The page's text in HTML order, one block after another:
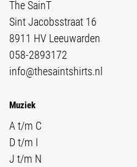
The SainT
Sint Jacobsstraat 16
8911 HV Leeuwarden
058-2893172
info@thesaintshirts.nl
Muziek
A t/m C
D t/m I
J t/m N